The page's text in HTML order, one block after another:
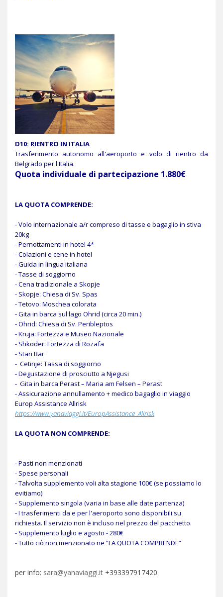
D10: RIENTRO IN ITALIA
Trasferimento autonomo all'aeroporto e volo di rientro da
Belgrado per l'Italia.
Quota individuale di partecipazione 1.880€
LA QUOTA COMPRENDE:
- Volo internazionale a/r compreso di tasse e bagaglio in stiva
20kg
- Pernottamenti in hotel 4*
- Colazioni e cene in hotel
- Guida in lingua italiana
- Tasse di soggiorno
- Cena tradizionale a Skopje
- Skopje: Chiesa di Sv. Spas
- Tetovo: Moschea colorata
- Gita in barca sul lago Ohrid (circa 20 min.)
- Ohrid: Chiesa di Sv. Peribleptos
- Kruja: Fortezza e Museo Nazionale
- Shkoder: Fortezza di Rozafa
- Stari Bar
- Cetinje: Tassa di soggiorno
- Degustazione di prosciutto a Njegusi
- Gita in barca Perast – Maria am Felsen – Perast
- Assicurazione annullamento + medico bagaglio in viaggio
Europ Assistance Allrisk
https://www.yanaviaggi.it/EuropAssistance_Allrisk
LA QUOTA NON COMPRENDE:
- Pasti non menzionati
- Spese personali
-Talvolta supplemento voli alta stagione 100€ (se possiamo lo
evitiamo)
- Supplemento singola (varia in base alle date partenza)
- I trasferimenti da e per l'aeroporto sono disponibili su
richiesta. Il servizio non è incluso nel prezzo del pacchetto.
- Supplemento luglio e agosto - 280€
- Tutto ciò non menzionato ne “LA QUOTA COMPRENDE”
per info: sara@yanaviaggi.it +393397917420